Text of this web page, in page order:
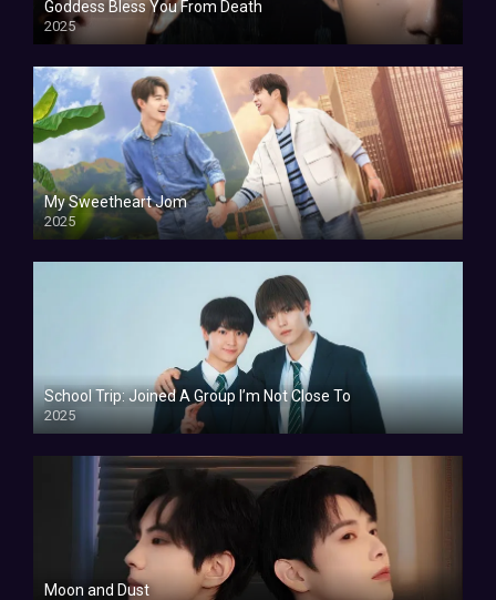
Goddess Bless You From Death
2025
My Sweetheart Jom
2025
School Trip: Joined A Group I’m Not Close To
2025
Moon and Dust